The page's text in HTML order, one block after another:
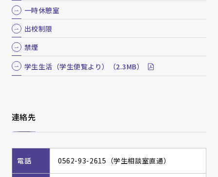
一時休憩室
出校制限
禁煙
学生生活（学生便覧より）（2.3MB）
連絡先
電話 0562-93-2615（学生相談室直通）